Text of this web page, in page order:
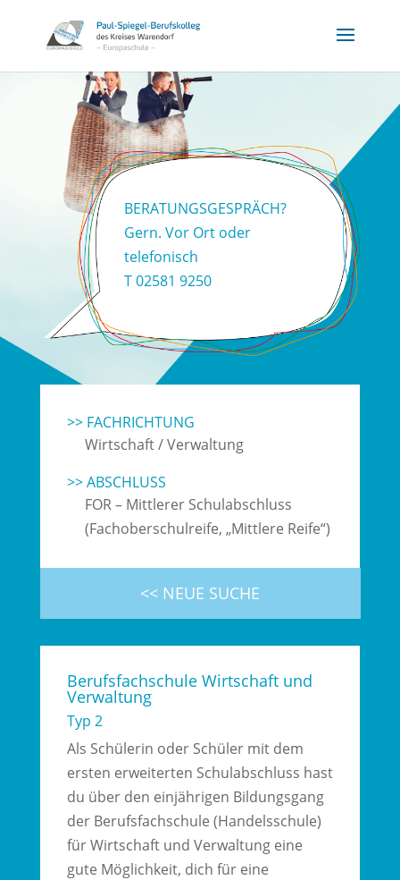
BERATUNGSGESPRÄCH?
Gern. Vor Ort oder
telefonisch
T 02581 9250
>> FACHRICHTUNG
Wirtschaft / Verwaltung
>> ABSCHLUSS
FOR – Mittlerer Schulabschluss
(Fachoberschulreife, „Mittlere Reife“)
<< NEUE SUCHE
Berufsfachschule Wirtschaft und
Verwaltung
Typ 2
Als Schülerin oder Schüler mit dem
ersten erweiterten Schulabschluss hast
du über den einjährigen Bildungsgang
der Berufsfachschule (Handelsschule)
für Wirtschaft und Verwaltung eine
gute Möglichkeit, dich für eine